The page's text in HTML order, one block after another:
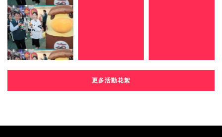
更多活動花絮